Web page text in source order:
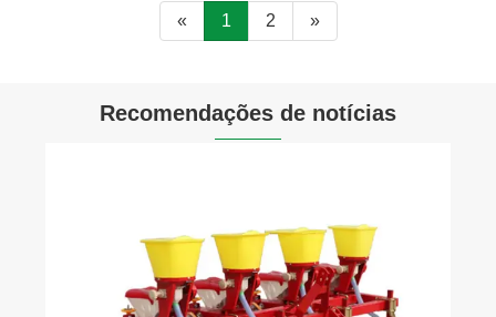
« 1 2 »
Recomendações de notícias